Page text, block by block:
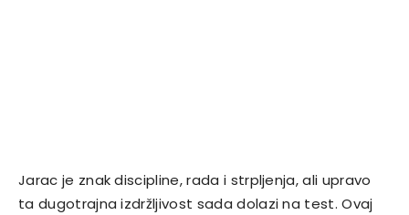
Jarac je znak discipline, rada i strpljenja, ali upravo
ta dugotrajna izdržljivost sada dolazi na test. Ovaj